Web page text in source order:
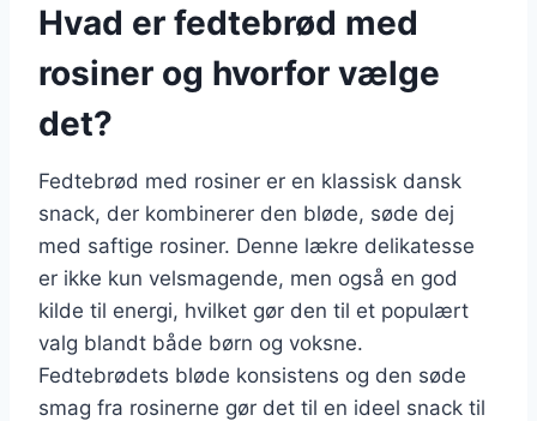
Hvad er fedtebrød med
rosiner og hvorfor vælge
det?
Fedtebrød med rosiner er en klassisk dansk
snack, der kombinerer den bløde, søde dej
med saftige rosiner. Denne lækre delikatesse
er ikke kun velsmagende, men også en god
kilde til energi, hvilket gør den til et populært
valg blandt både børn og voksne.
Fedtebrødets bløde konsistens og den søde
smag fra rosinerne gør det til en ideel snack til